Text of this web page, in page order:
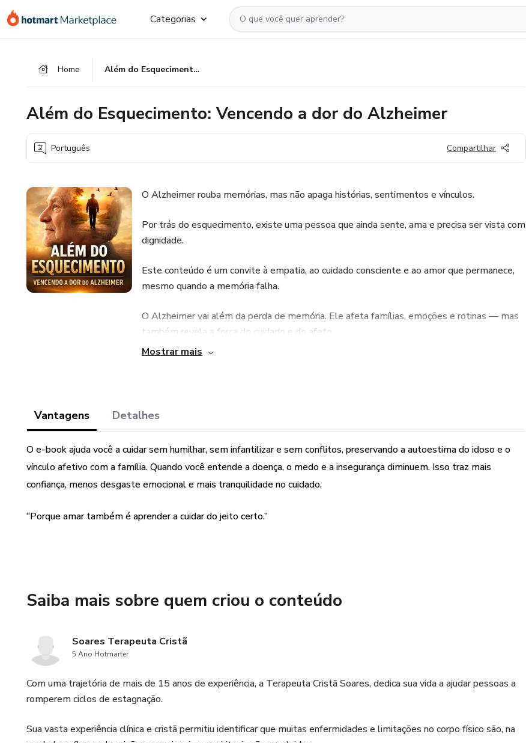
para
para
para
Categorias
Home Além do Esquecimento: Vencendo a dor do Alzheimer
Além do Esquecimento: Vencendo a dor do Alzheimer
Português Compartilhar
O Alzheimer rouba memórias, mas não apaga histórias, sentimentos e vínculos.
Por trás do esquecimento, existe uma pessoa que ainda sente, ama e precisa ser vista com
dignidade.
Este conteúdo é um convite à empatia, ao cuidado consciente e ao amor que permanece,
mesmo quando a memória falha.
O Alzheimer vai além da perda de memória. Ele afeta famílias, emoções e rotinas — mas
também revela a força do cuidado e do afeto.
Mostrar mais
Vantagens Detalhes
O e-book ajuda você a cuidar sem humilhar, sem infantilizar e sem conflitos, preservando a autoestima do idoso e o
vínculo afetivo com a família. Quando você entende a doença, o medo e a insegurança diminuem. Isso traz mais
confiança, menos desgaste emocional e mais tranquilidade no cuidado.
“Porque amar também é aprender a cuidar do jeito certo.”
Saiba mais sobre quem criou o conteúdo
Soares Terapeuta Cristã
5 Ano Hotmarter
Com uma trajetória de mais de 15 anos de experiência, a Terapeuta Cristã Soares, dedica sua vida a ajudar pessoas a
romperem ciclos de estagnação.
Sua vasta experiência clínica e cristã permitiu identificar que muitas enfermidades e limitações no corpo físico são, na